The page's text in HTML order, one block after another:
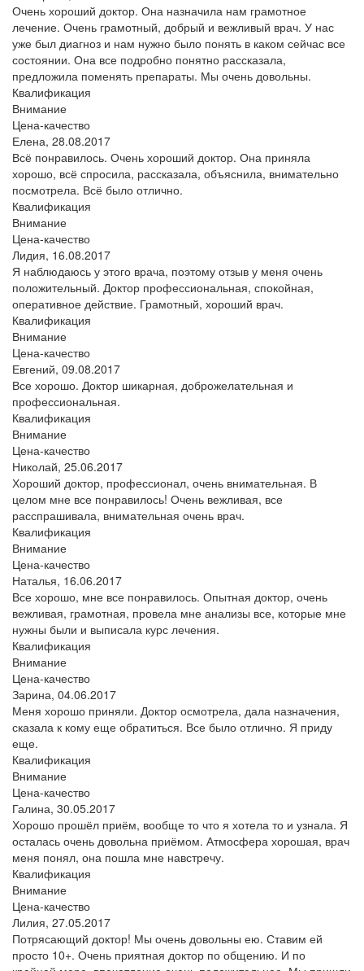
Очень хороший доктор. Она назначила нам грамотное
лечение. Очень грамотный, добрый и вежливый врач. У нас
уже был диагноз и нам нужно было понять в каком сейчас все
состоянии. Она все подробно понятно рассказала,
предложила поменять препараты. Мы очень довольны.
Квалификация
Внимание
Цена-качество
Елена, 28.08.2017
Всё понравилось. Очень хороший доктор. Она приняла
хорошо, всё спросила, рассказала, объяснила, внимательно
посмотрела. Всё было отлично.
Квалификация
Внимание
Цена-качество
Лидия, 16.08.2017
Я наблюдаюсь у этого врача, поэтому отзыв у меня очень
положительный. Доктор профессиональная, спокойная,
оперативное действие. Грамотный, хороший врач.
Квалификация
Внимание
Цена-качество
Евгений, 09.08.2017
Все хорошо. Доктор шикарная, доброжелательная и
профессиональная.
Квалификация
Внимание
Цена-качество
Николай, 25.06.2017
Хороший доктор, профессионал, очень внимательная. В
целом мне все понравилось! Очень вежливая, все
расспрашивала, внимательная очень врач.
Квалификация
Внимание
Цена-качество
Наталья, 16.06.2017
Все хорошо, мне все понравилось. Опытная доктор, очень
вежливая, грамотная, провела мне анализы все, которые мне
нужны были и выписала курс лечения.
Квалификация
Внимание
Цена-качество
Зарина, 04.06.2017
Меня хорошо приняли. Доктор осмотрела, дала назначения,
сказала к кому еще обратиться. Все было отлично. Я приду
еще.
Квалификация
Внимание
Цена-качество
Галина, 30.05.2017
Хорошо прошёл приём, вообще то что я хотела то и узнала. Я
осталась очень довольна приёмом. Атмосфера хорошая, врач
меня понял, она пошла мне навстречу.
Квалификация
Внимание
Цена-качество
Лилия, 27.05.2017
Потрясающий доктор! Мы очень довольны ею. Ставим ей
просто 10+. Очень приятная доктор по общению. И по